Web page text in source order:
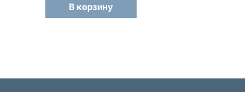
В корзину